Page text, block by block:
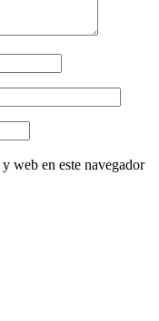
web en este navegador